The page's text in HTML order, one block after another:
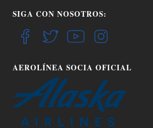
SIGA CON NOSOTROS:
AEROLÍNEA SOCIA OFICIAL